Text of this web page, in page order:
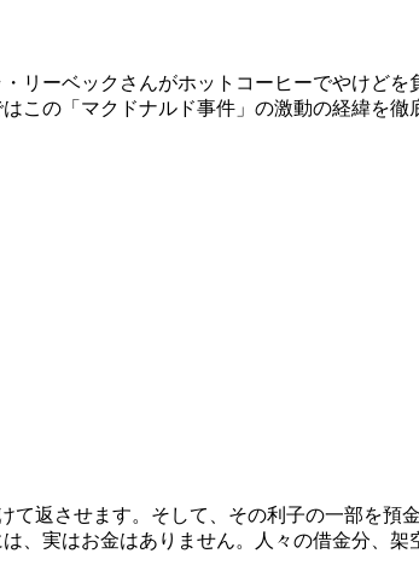
リーベックさんがホットコーヒーでやけど
この「マクドナルド事件」の激動の経緯を徹
返させます。そして、その利子の一部を預
、実はお金はありません。人々の借金分、